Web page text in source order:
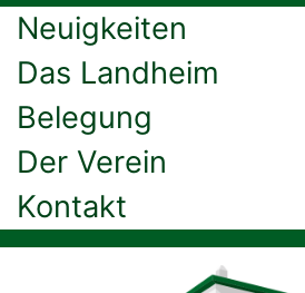
Neuigkeiten
Das Landheim
Belegung
Der Verein
Kontakt